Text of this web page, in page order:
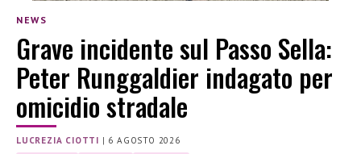
NEWS
Grave incidente sul Passo Sella:
Peter Runggaldier indagato per
omicidio stradale
LUCREZIA CIOTTI | 6 AGOSTO 2026